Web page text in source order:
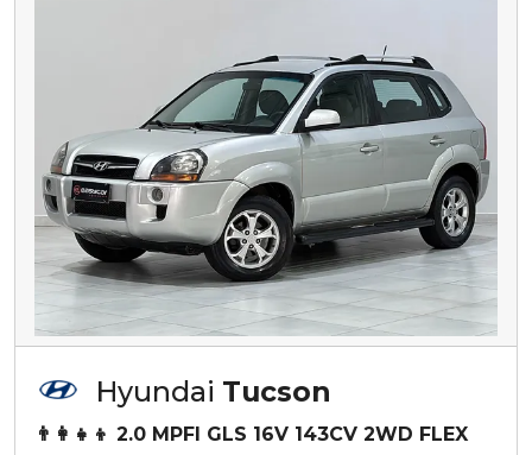
Hyundai Tucson
👨‍👩‍👧‍👦 2.0 MPFI GLS 16V 143CV 2WD FLEX